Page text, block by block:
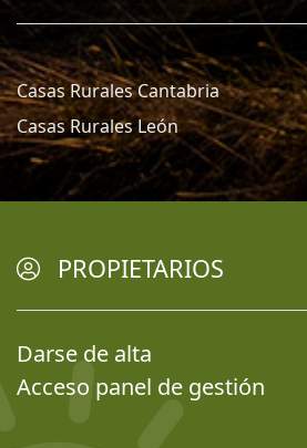
Casas Rurales Cantabria
Casas Rurales León
PROPIETARIOS
Darse de alta
Acceso panel de gestión